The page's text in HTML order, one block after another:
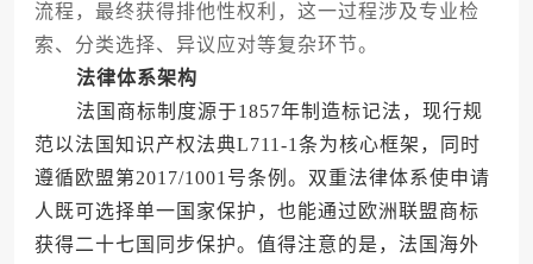
流程，最终获得排他性权利，这一过程涉及专业检
索、分类选择、异议应对等复杂环节。
法律体系架构
法国商标制度源于1857年制造标记法，现行规
范以法国知识产权法典L711-1条为核心框架，同时
遵循欧盟第2017/1001号条例。双重法律体系使申请
人既可选择单一国家保护，也能通过欧洲联盟商标
获得二十七国同步保护。值得注意的是，法国海外